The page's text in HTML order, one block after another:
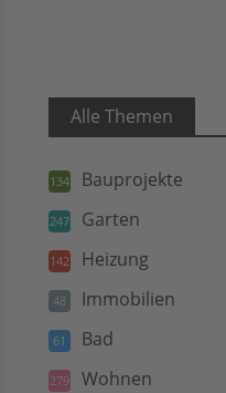
Alle Themen
134 Bauprojekte
247 Garten
142 Heizung
48 Immobilien
61 Bad
279 Wohnen